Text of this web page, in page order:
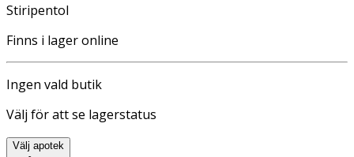
Stiripentol
Finns i lager online
Ingen vald butik
Välj för att se lagerstatus
Välj apotek